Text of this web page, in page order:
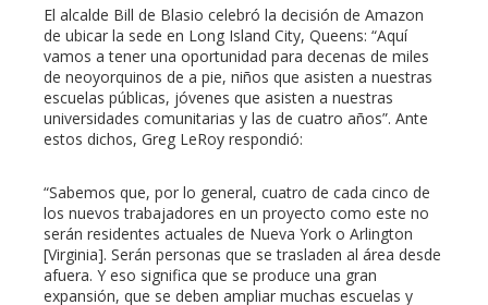
El alcalde Bill de Blasio celebró la decisión de Amazon
de ubicar la sede en Long Island City, Queens: “Aquí
vamos a tener una oportunidad para decenas de miles
de neoyorquinos de a pie, niños que asisten a nuestras
escuelas públicas, jóvenes que asisten a nuestras
universidades comunitarias y las de cuatro años”. Ante
estos dichos, Greg LeRoy respondió:
“Sabemos que, por lo general, cuatro de cada cinco de
los nuevos trabajadores en un proyecto como este no
serán residentes actuales de Nueva York o Arlington
[Virginia]. Serán personas que se trasladen al área desde
afuera. Y eso significa que se produce una gran
expansión, que se deben ampliar muchas escuelas y